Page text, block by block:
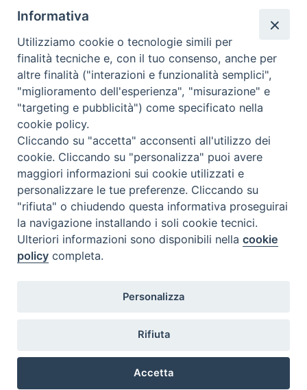
C.F. 94004060268
Orario di segreteria
Lunedì 17.30-19.30
Martedì 17.30-19.30
Mercoledì 17.30-19.30
Giovedì 17.30-19.30
Venerdì chiuso
Sabato 9.30-11.30
Privacy e sicurezza
Informativa
Utilizziamo cookie o tecnologie simili per
finalità tecniche e, con il tuo consenso, anche per
altre finalità ("interazioni e funzionalità semplici",
"miglioramento dell'esperienza", "misurazione" e
"targeting e pubblicità") come specificato nella
cookie policy.
Cliccando su "accetta" acconsenti all'utilizzo dei
cookie. Cliccando su "personalizza" puoi avere
maggiori informazioni sui cookie utilizzati e
personalizzare le tue preferenze. Cliccando su
"rifiuta" o chiudendo questa informativa proseguirai
la navigazione installando i soli cookie tecnici.
Ulteriori informazioni sono disponibili nellacookie
policy completa.
Personalizza
Rifiuta
Accetta